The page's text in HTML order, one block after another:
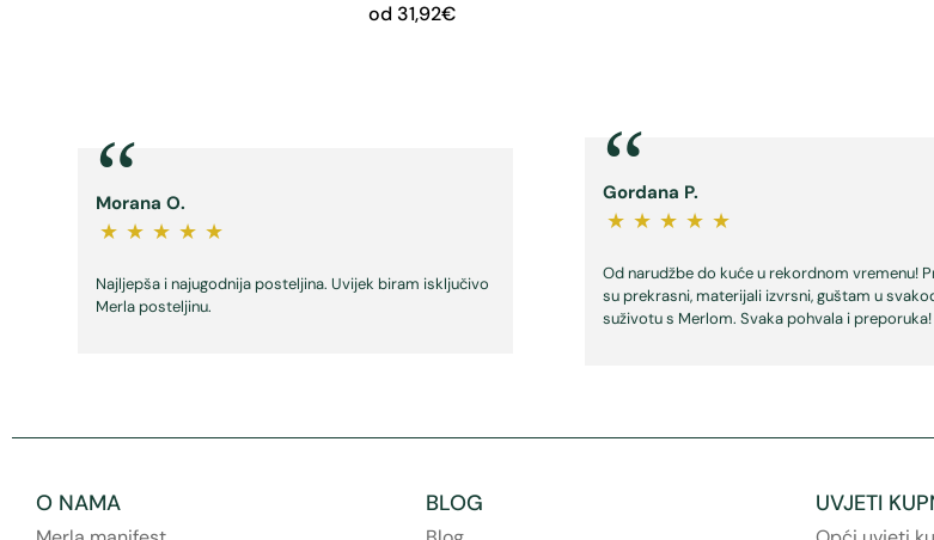
od 31,92€
“
Morana O.
★ ★ ★ ★ ★
Najljepša i najugodnija posteljina. Uvijek biram isključivo
Merla posteljinu.
“
Gordana P.
★ ★ ★ ★ ★
Od narudžbe do kuće u rekordnom vremenu!
su prekrasni, materijali izvrsni, guštam u
suživotu s Merlom. Svaka pohvala i preporuka!
O NAMA BLOG UVJETI